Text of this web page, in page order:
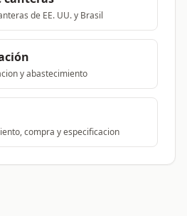
de EE. UU. y Brasil
y abastecimiento
compra y especificacion